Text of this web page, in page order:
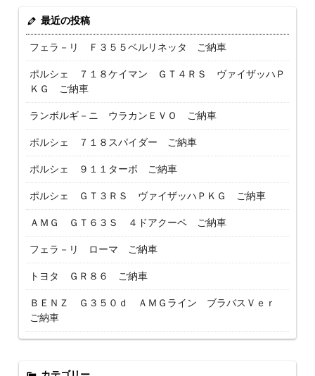
最近の投稿
フェラ－リ Ｆ３５５ベルリネッタ ご納車
ポルシェ ７１８ケイマン ＧＴ４ＲＳ ヴァイザッハＰ
ＫＧ ご納車
ランボルギ－ニ ウラカンＥＶＯ ご納車
ポルシェ ７１８スパイダー ご納車
ポルシェ ９１１ターボ ご納車
ポルシェ ＧＴ３ＲＳ ヴァイザッハＰＫＧ ご納車
ＡＭＧ ＧＴ６３Ｓ ４ドアクーペ ご納車
フェラ－リ ローマ ご納車
トヨタ ＧＲ８６ ご納車
ＢＥＮＺ Ｇ３５０ｄ ＡＭＧライン ブラバスＶｅｒ
ご納車